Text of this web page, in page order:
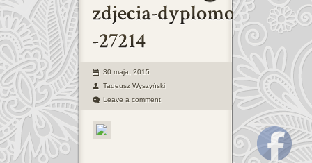
30 maja, 2015
Tadeusz Wyszyński
Leave a comment